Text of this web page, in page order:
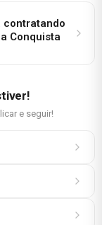
contratando
Conquista
e seguir!